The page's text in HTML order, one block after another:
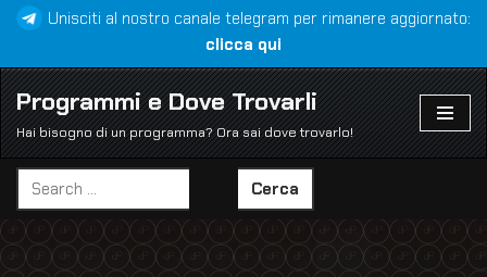
al
contenuto
Unisciti al nostro canale telegram per rimanere aggiornato:
clicca qui
Programmi e Dove Trovarli
Hai bisogno di un programma? Ora sai dove trovarlo!
Cerca